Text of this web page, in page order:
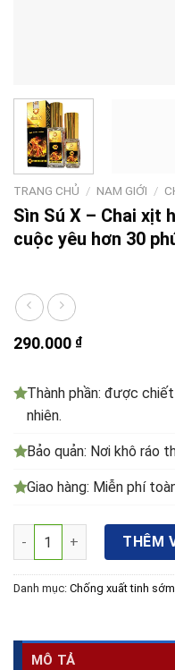
TRANG CHỦ / NAM GIỚI /
Sìn Sú X – Chai xịt
cuộc yêu hơn 30
290.000 ₫
Thành phần: được
nhiên.
Bảo quản: Nơi khô ráo
Giao hàng: Miễn phí
Sìn Sú X - Chai xịt hỗ
THÊM
Danh mục: Chống xuất tinh sớm
MÔ TẢ